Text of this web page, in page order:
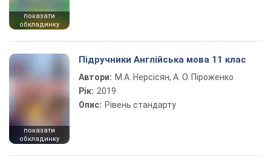
показати
обкладинку
показати
обкладинку
Підручники Англійська мова 11 клас
Автори: М.А. Нерсісян, А. О. Піроженко
Рік: 2019
Опис: Рівень стандарту